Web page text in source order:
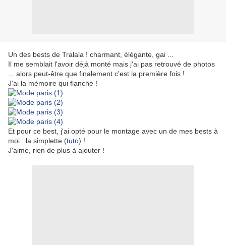
Un des bests de Tralala ! charmant, élégante, gai ...
Il me semblait l'avoir déjà monté mais j'ai pas retrouvé de photos
... alors peut-être que finalement c'est la première fois !
J'ai la mémoire qui flanche !
Et pour ce best, j'ai opté pour le montage avec un de mes bests à
moi : la simplette (tuto) !
J'aime, rien de plus à ajouter !